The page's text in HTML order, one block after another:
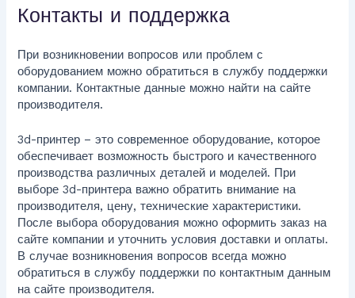
Контакты и поддержка
При возникновении вопросов или проблем с
оборудованием можно обратиться в службу поддержки
компании. Контактные данные можно найти на сайте
производителя.
3d-принтер – это современное оборудование, которое
обеспечивает возможность быстрого и качественного
производства различных деталей и моделей. При
выборе 3d-принтера важно обратить внимание на
производителя, цену, технические характеристики.
После выбора оборудования можно оформить заказ на
сайте компании и уточнить условия доставки и оплаты.
В случае возникновения вопросов всегда можно
обратиться в службу поддержки по контактным данным
на сайте производителя.